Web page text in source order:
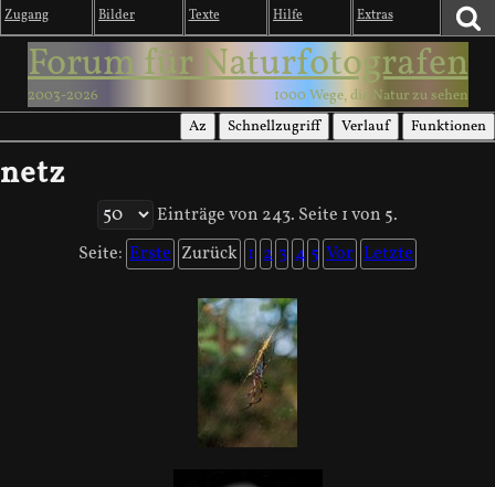
Zugang Bilder Texte Hilfe Extras
Forum für Naturfotografen
2003-2026 1000 Wege, die Natur zu sehen
Az Schnellzugriff Verlauf Funktionen
netz
Einträge von 243. Seite 1 von 5.
Seite: Erste Zurück 1 2 3 4 5 Vor Letzte